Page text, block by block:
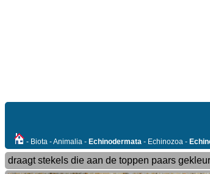
- Biota - Animalia - Echinodermata - Echinozoa -
draagt stekels die aan de toppen paars